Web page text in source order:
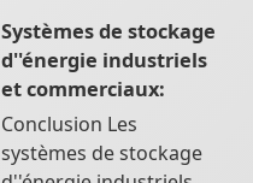
Systèmes de stockage
d''énergie industriels
et commerciaux:
Conclusion Les
systèmes de stockage